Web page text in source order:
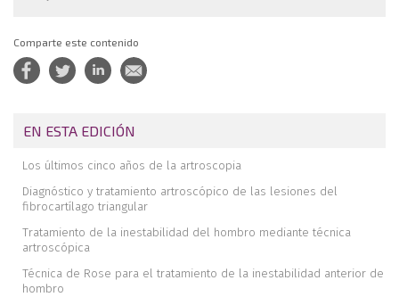
Comparte este contenido
EN ESTA EDICIÓN
Los últimos cinco años de la artroscopia
Diagnóstico y tratamiento artroscópico de las lesiones del
fibrocartílago triangular
Tratamiento de la inestabilidad del hombro mediante técnica
artroscópica
Técnica de Rose para el tratamiento de la inestabilidad anterior de
hombro